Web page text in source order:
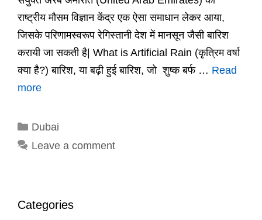
राष्ट्रीय मौसम विज्ञान केंद्र एक ऐसा समाधान लेकर आया,
जिसके परिणामस्वरूप रेगिस्तानी देश में मानसून जैसी बारिश
करायी जा सकती है| What is Artificial Rain (कृत्रिम वर्षा
क्या है?) बारिश, या बढ़ी हुई बारिश, जो शुष्क बर्फ … Read
more
Categories
Dubai
Leave a comment
Categories